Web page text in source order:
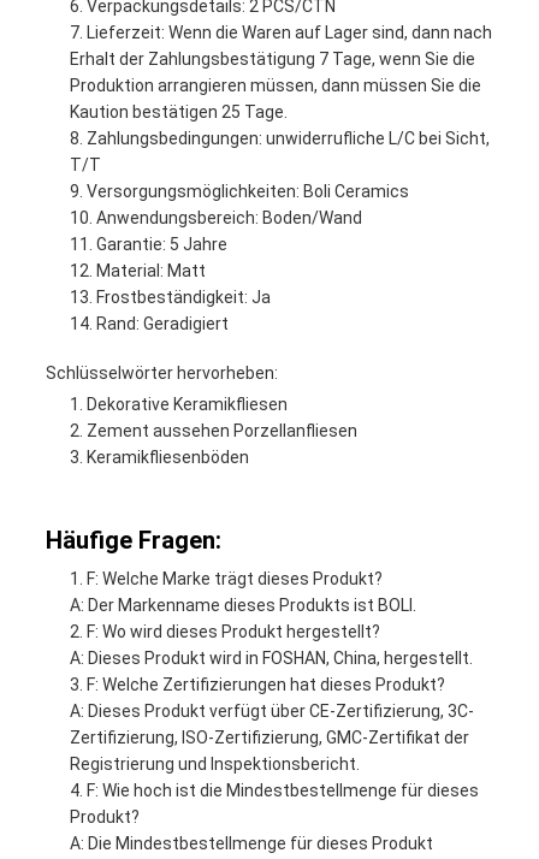
Verpackungsdetails: 2 PCS/CTN
Lieferzeit: Wenn die Waren auf Lager sind, dann nach
Erhalt der Zahlungsbestätigung 7 Tage, wenn Sie die
Produktion arrangieren müssen, dann müssen Sie die
Kaution bestätigen 25 Tage.
Zahlungsbedingungen: unwiderrufliche L/C bei Sicht,
T/T
Versorgungsmöglichkeiten: Boli Ceramics
Anwendungsbereich: Boden/Wand
Garantie: 5 Jahre
Material: Matt
Frostbeständigkeit: Ja
Rand: Geradigiert
Schlüsselwörter hervorheben:
Dekorative Keramikfliesen
Zement aussehen Porzellanfliesen
Keramikfliesenböden
Häufige Fragen:
F: Welche Marke trägt dieses Produkt?
A: Der Markenname dieses Produkts ist BOLI.
F: Wo wird dieses Produkt hergestellt?
A: Dieses Produkt wird in FOSHAN, China, hergestellt.
F: Welche Zertifizierungen hat dieses Produkt?
A: Dieses Produkt verfügt über CE-Zertifizierung, 3C-
Zertifizierung, ISO-Zertifizierung, GMC-Zertifikat der
Registrierung und Inspektionsbericht.
F: Wie hoch ist die Mindestbestellmenge für dieses
Produkt?
A: Die Mindestbestellmenge für dieses Produkt